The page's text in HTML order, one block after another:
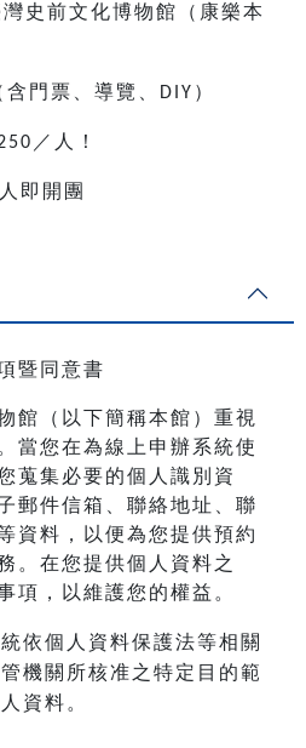
史前文化博物館（康樂本
含門票、導覽、 DIY ）
／人！
人即開團
暨同意書
館（以下簡稱本館）重視
當您在為線上申辦系統使
蒐集必要的個人識別資
郵件信箱、聯絡地址、聯
資料，以便為您提供預約
。在您提供個人資料之
項，以維護您的權益。
依個人資料保護法等相關
機關所核准之特定目的範
資料。